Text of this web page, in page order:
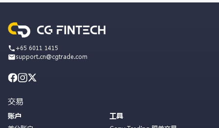
+65 6011 1415
support.cn@cgtrade.com
交易
账户
工具